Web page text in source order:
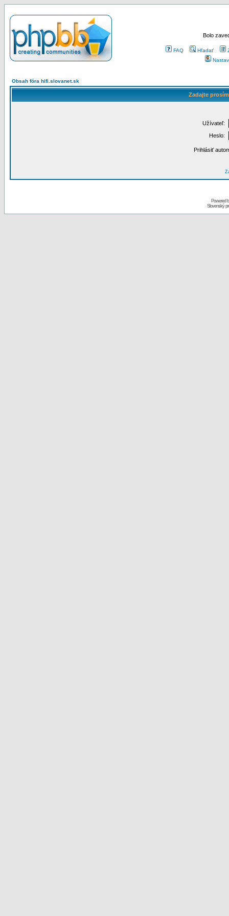
Bolo
FAQ Hľadať
Obsah fóra hifi.slovanet.sk
Zadajte
Užívateľ:
Heslo:
Prihlásiť
Powered
Slovenský